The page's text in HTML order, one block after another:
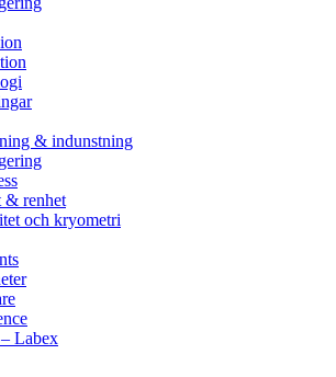
& indunstning
& renhet
och kryometri
Labex